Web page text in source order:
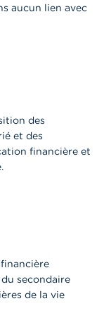
aucun lien avec
des
et des
financière et
secondaire
de la vie